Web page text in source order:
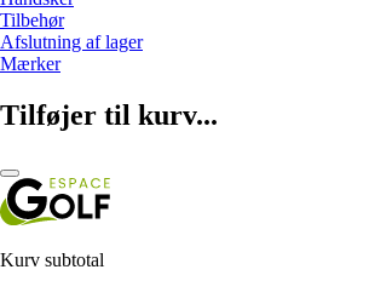
Tilbehør
Afslutning af lager
Mærker
Tilføjer til kurv...
Kurv subtotal